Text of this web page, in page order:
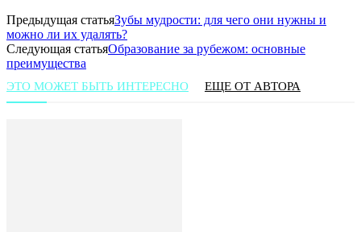
Предыдущая статьяЗубы мудрости: для чего они нужны и
можно ли их удалять?
Следующая статьяОбразование за рубежом: основные
преимущества
ЭТО МОЖЕТ БЫТЬ ИНТЕРЕСНО ЕЩЕ ОТ АВТОРА